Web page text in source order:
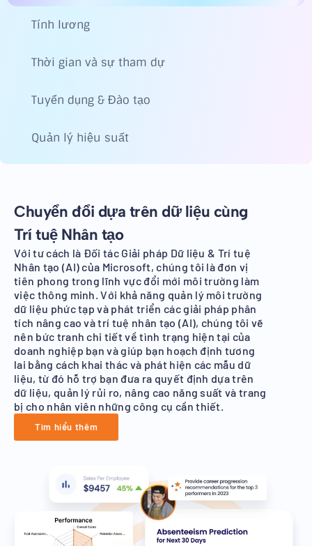
Tính lương
Thời gian và sự tham dự
Tuyển dụng & Đào tạo
Quản lý hiệu suất
Chuyển đổi dựa trên dữ liệu cùng
Trí tuệ Nhân tạo
Với tư cách là Đối tác Giải pháp Dữ liệu & Trí tuệ
Nhân tạo (AI) của Microsoft, chúng tôi là đơn vị
tiên phong trong lĩnh vực đổi mới môi trường làm
việc thông minh. Với khả năng quản lý môi trường
dữ liệu phức tạp và phát triển các giải pháp phân
tích nâng cao và trí tuệ nhân tạo (AI), chúng tôi vẽ
nên bức tranh chi tiết về tình trạng hiện tại của
doanh nghiệp bạn và giúp bạn hoạch định tương
lai bằng cách khai thác và phát hiện các mẫu dữ
liệu, từ đó hỗ trợ bạn đưa ra quyết định dựa trên
dữ liệu, quản lý rủi ro, nâng cao năng suất và trang
bị cho nhân viên những công cụ cần thiết.
Tìm hiểu thêm